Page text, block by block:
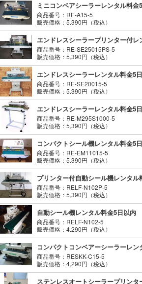
ミニコンベアシーラーレンタル料金
商品番号：RE-A15-5
販売価格：5,390円（税込）
エンドレスシーラープリンター付レ
商品番号：RE-SE25015PS-5
販売価格：5,390円（税込）
エンドレスシーラーレンタル料金5
商品番号：RE-SE20015-5
販売価格：5,390円（税込）
エンドレスシーラーレンタル料金5
商品番号：RE-M295S1000-5
販売価格：5,390円（税込）
コンパクトシール機レンタル料金5
商品番号：RE-EM11015-5
販売価格：5,390円（税込）
プリンター付自動シール機レンタル
商品番号：RELF-N102P-5
販売価格：5,390円（税込）
自動シール機レンタル料金5日以内
商品番号：RELF-N102-5
販売価格：4,290円（税込）
コンパクトコンベアーシーラーレン
商品番号：RESKK-C15-5
販売価格：4,290円（税込）